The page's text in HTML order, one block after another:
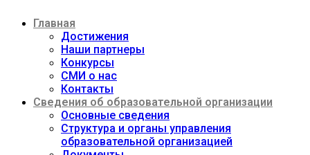
содержимому
Главная
Достижения
Наши партнеры
Конкурсы
СМИ о нас
Контакты
Сведения об образовательной организации
Основные сведения
Структура и органы управления
образовательной организацией